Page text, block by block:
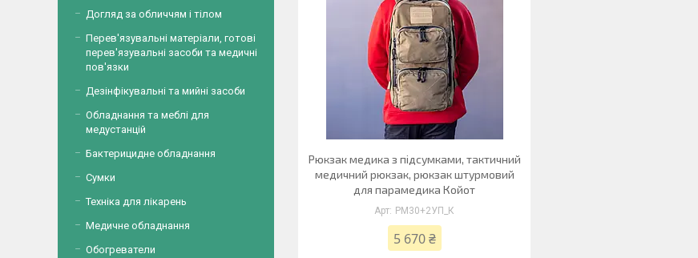
Рюкзак медика з підсумками, тактичний
медичний рюкзак, рюкзак штурмовий
для парамедика Койот
РМ30+2УП_К
5 670 ₴
Догляд за обличчям і тілом
Перев'язувальні матеріали, готові
перев'язувальні засоби та медичні
пов'язки
Дезінфікувальні та мийні засоби
Обладнання та меблі для
медустанцій
Бактерицидне обладнання
Сумки
Техніка для лікарень
Медичне обладнання
Обогреватели